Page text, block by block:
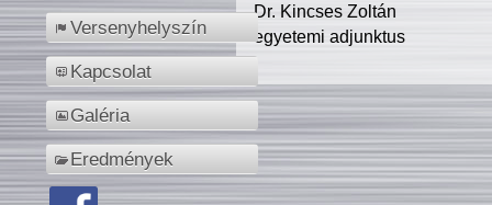
Versenyhelyszín
Kapcsolat
Galéria
Eredmények
Dr. Kincses Zoltán
egyetemi adjunktus